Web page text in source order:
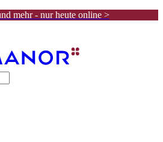
mehr - nur heute online >